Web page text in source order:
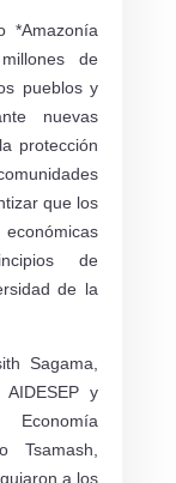
*Amazonía
de
pueblos y
nuevas
protección
que los
de
de la
Sagama,
y
a los